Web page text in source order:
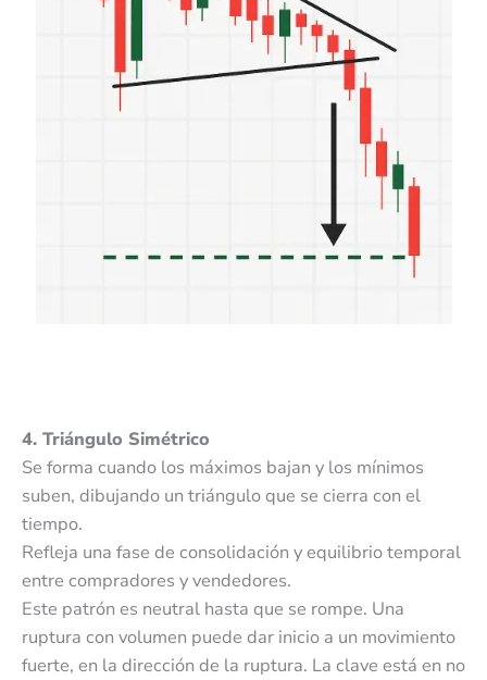
4. Triángulo Simétrico
Se forma cuando los máximos bajan y los mínimos
suben, dibujando un triángulo que se cierra con el
tiempo.
Refleja una fase de consolidación y equilibrio temporal
entre compradores y vendedores.
Este patrón es neutral hasta que se rompe. Una
ruptura con volumen puede dar inicio a un movimiento
fuerte, en la dirección de la ruptura. La clave está en no